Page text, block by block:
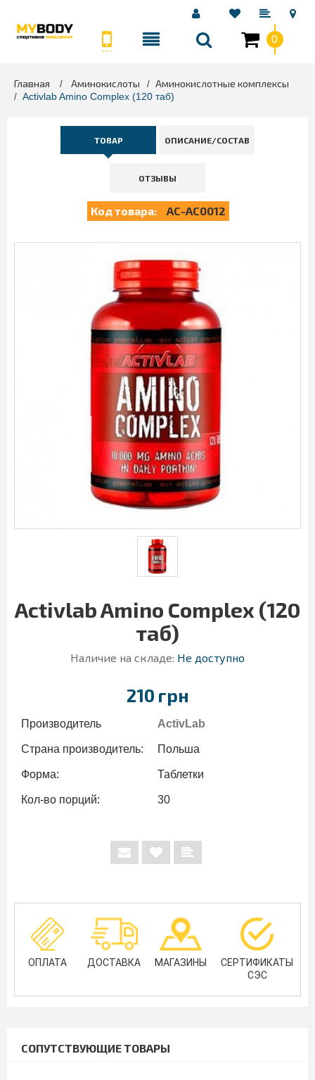
0
Главная > Аминокислоты > Аминокислотные комплексы
> Activlab Amino Complex (120 таб)
ТОВАР ОПИСАНИЕ/СОСТАВ
ОТЗЫВЫ
Код товара: AC-AC0012
Activlab Amino Complex (120
таб)
Наличие на складе: Не доступно
210 грн
Производитель ActivLab
Страна производитель: Польша
Форма: Таблетки
Кол-во порций: 30
ОПЛАТА ДОСТАВКА МАГАЗИНЫ
СЕРТИФИКАТЫ
СЭС
СОПУТСТВУЮЩИЕ ТОВАРЫ